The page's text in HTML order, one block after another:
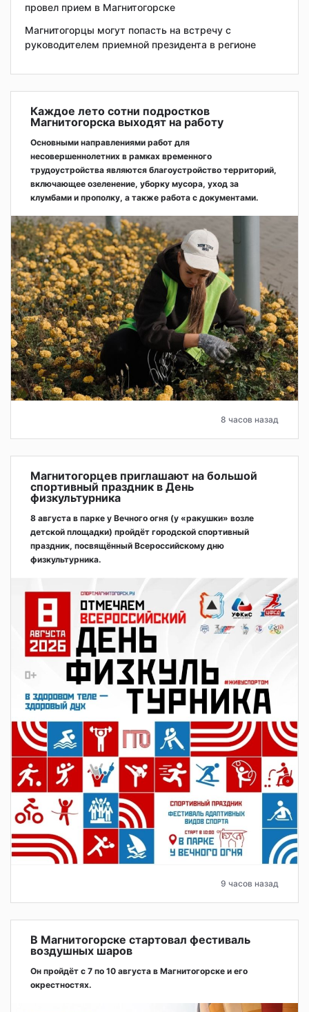
провел прием в Магнитогорске
Магнитогорцы могут попасть на встречу с
руководителем приемной президента в регионе
Каждое лето сотни подростков
Магнитогорска выходят на работу
Основными направлениями работ для
несовершеннолетних в рамках временного
трудоустройства являются благоустройство территорий,
включающее озеленение, уборку мусора, уход за
клумбами и прополку, а также работа с документами.
8 часов назад
Магнитогорцев приглашают на большой
спортивный праздник в День
физкультурника
8 августа в парке у Вечного огня (у «ракушки» возле
детской площадки) пройдёт городской спортивный
праздник, посвящённый Всероссийскому дню
физкультурника.
9 часов назад
В Магнитогорске стартовал фестиваль
воздушных шаров
Он пройдёт с 7 по 10 августа в Магнитогорске и его
окрестностях.